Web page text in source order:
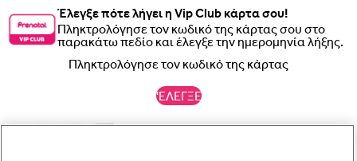
Έλεγξε πότε λήγει η Vip Club κάρτα σου!
Πληκτρολόγησε τον κωδικό της κάρτας σου στο
παρακάτω πεδίο και έλεγξε την ημερομηνία λήξης.
'ΕΛΕΓΞΕ